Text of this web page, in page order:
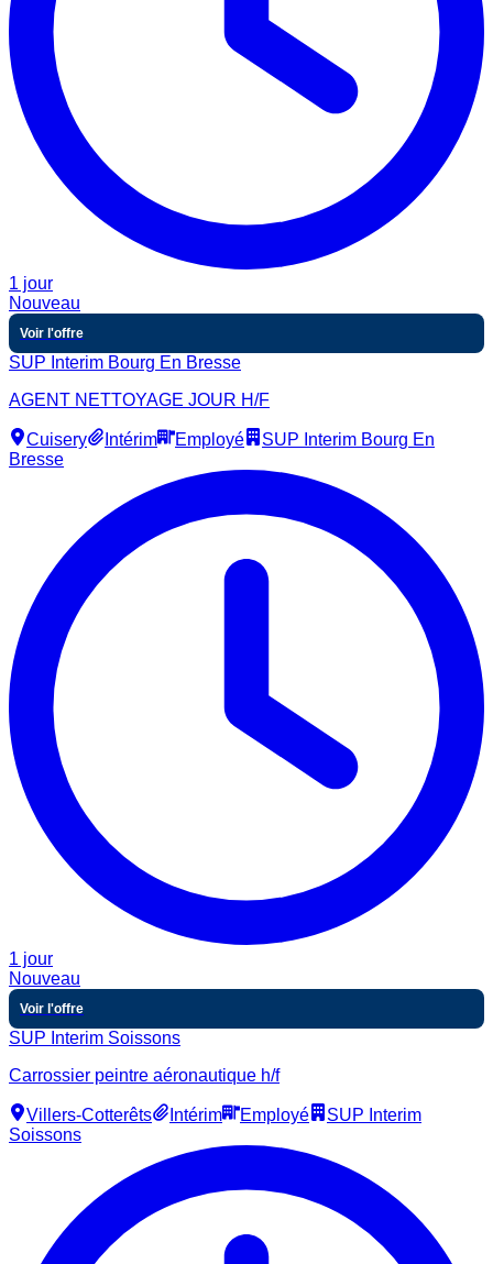
1 jour
Nouveau
Voir l'offre
SUP Interim Bourg En Bresse
AGENT NETTOYAGE JOUR H/F
Cuisery Intérim Employé
SUP Interim Bourg En
Bresse
1 jour
Nouveau
Voir l'offre
SUP Interim Soissons
Carrossier peintre aéronautique h/f
Villers-Cotterêts Intérim Employé
SUP Interim
Soissons